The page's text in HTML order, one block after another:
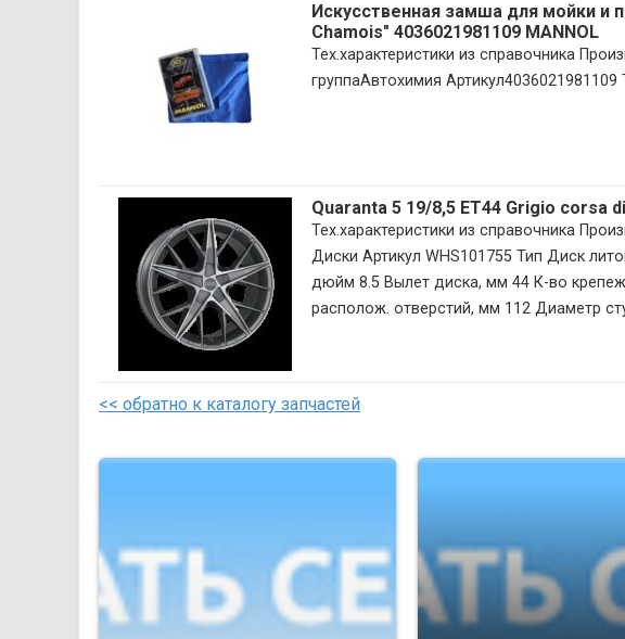
Искусственная замша для мойки и
Chamois" 4036021981109 MANNOL
Тех.характеристики из справочника
группаАвтохимия Артикул4036021981109
Quaranta 5 19/8,5 ET44 Grigio corsa
Тех.характеристики из справочника
Диски Артикул WHS101755 Тип Диск
дюйм 8.5 Вылет диска, мм 44 К-во
располож. отверстий, мм 112 Диаметр
<< обратно к каталогу запчастей